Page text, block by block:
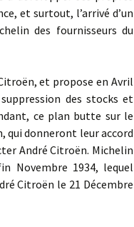
et surtout, l’arrivé d’un
des fournisseurs du
et propose en Avril
des stocks et
ce plan butte sur le
qui donneront leur accord
André Citroën. Michelin
Novembre 1934, lequel
Citroën le 21 Décembre